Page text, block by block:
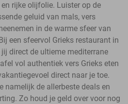
rijke olijfolie. Luister op de
geluid van mals, vers
in de warme sfeer van
een sfeervol Grieks restaurant in
jij direct de ultieme mediterrane
vol authentiek vers Grieks eten
direct naar je toe.
namelijk de allerbeste deals en
Zo houd je geld over voor nog